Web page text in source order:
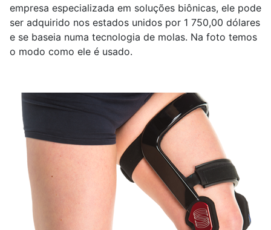
empresa especializada em soluções biônicas, ele pode
ser adquirido nos estados unidos por 1 750,00 dólares
e se baseia numa tecnologia de molas. Na foto temos
o modo como ele é usado.